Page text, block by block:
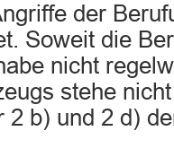
der
Soweit die
nicht
stehe
2 b) und 2 d)